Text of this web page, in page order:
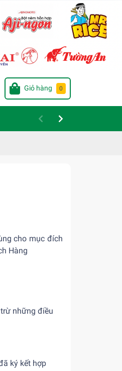
Giỏ hàng 0
cho mục đích
Hàng
những điều
ký kết hợp